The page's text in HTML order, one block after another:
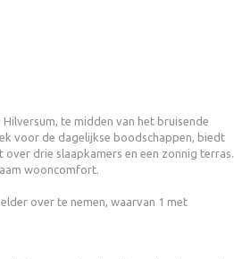
te midden van het bruisende
voor de dagelijkse boodschappen, biedt
drie slaapkamers en een zonnig terras.
wooncomfort.
over te nemen, waarvan 1 met